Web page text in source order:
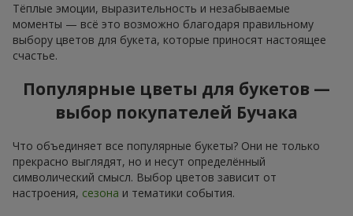
Тёплые эмоции, выразительность и незабываемые
моменты — всё это возможно благодаря правильному
выбору цветов для букета, которые приносят настоящее
счастье.
Популярные цветы для букетов —
выбор покупателей Бучака
Что объединяет все популярные букеты? Они не только
прекрасно выглядят, но и несут определённый
символический смысл. Выбор цветов зависит от
настроения, сезона и тематики события.